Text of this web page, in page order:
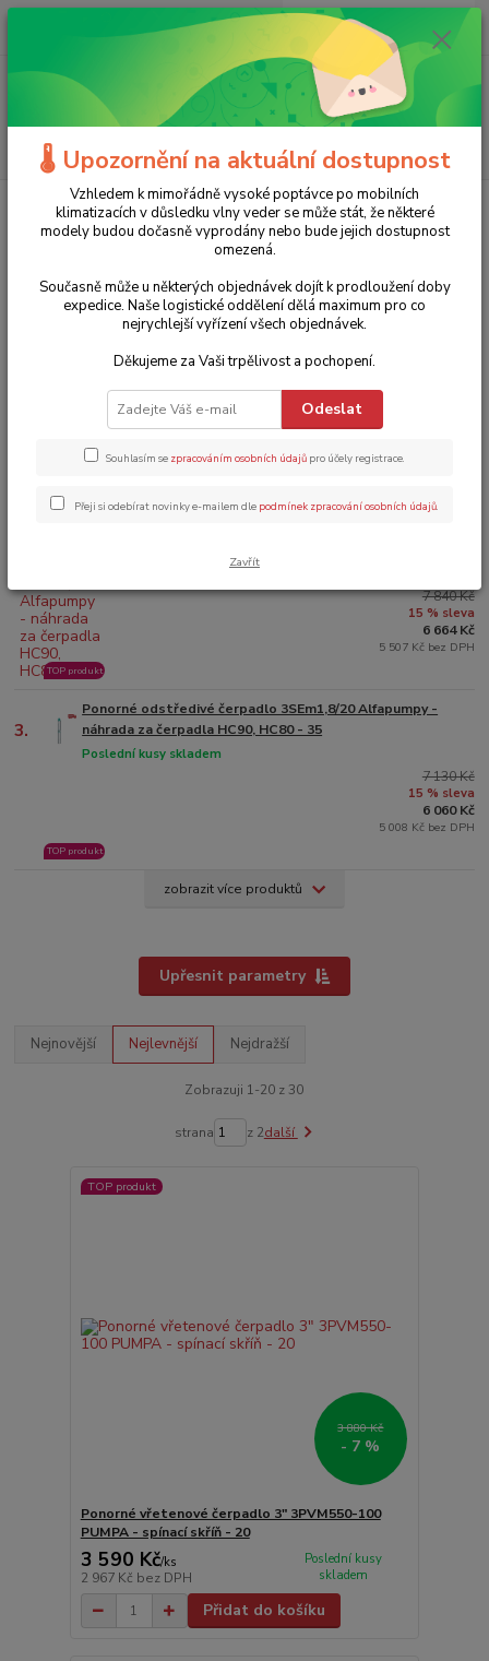
(Po-Ne, 8-20 hod.)
ks
0 Kč
Zahradní technika Čerpadla 3" ponorná čerpadla
3" ponorná čerpadla
Nejprodávanější
náhrada za čerpadla HC90, HC80 - 50
Poslední kusy skladem
4 755 Kč bez DPH
TOP produkt
7 840 Kč
15 % sleva
6 664 Kč
5 507 Kč bez DPH
3.
Ponorné odstředivé čerpadlo 3SEm1,8/20 Alfapumpy -
náhrada za čerpadla HC90, HC80 - 35
Poslední kusy skladem
TOP produkt
7 130 Kč
15 % sleva
6 060 Kč
5 008 Kč bez DPH
zobrazit více produktů
Upřesnit parametry
Nejnovější Nejlevnější Nejdražší
Zobrazuji 1-20 z 30
strana z 2další
TOP produkt
3 880 Kč
- 7 %
Ponorné vřetenové čerpadlo 3" 3PVM550-100
PUMPA - spínací skříň - 20
3 590 Kč/ks
2 967 Kč bez DPH
Poslední kusy
skladem
Přidat do košíku
🌡️ Upozornění na aktuální dostupnost
Vzhledem k mimořádně vysoké poptávce po mobilních
klimatizacích v důsledku vlny veder se může stát, že některé
modely budou dočasně vyprodány nebo bude jejich dostupnost
omezená.
Současně může u některých objednávek dojít k prodloužení doby
expedice. Naše logistické oddělení dělá maximum pro co
nejrychlejší vyřízení všech objednávek.
Děkujeme za Vaši trpělivost a pochopení.
Odeslat
Souhlasím se zpracováním osobních údajů pro účely registrace.
Přeji si odebírat novinky e-mailem dle podmínek zpracování osobních údajů
Zavřít